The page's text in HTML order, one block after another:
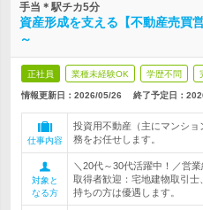
手当＊駅チカ5分
資産形成を支える【不動産売買
～
正社員 業種未経験OK 学歴不問
情報更新日：2026/05/26 終了予定日：
仕事内容
投資用不動産（主にマンシ
務をお任せします。
対象と
なる方
＼20代～30代活躍中！／営
取得者歓迎：宅地建物取引
持ちの方は優遇します。